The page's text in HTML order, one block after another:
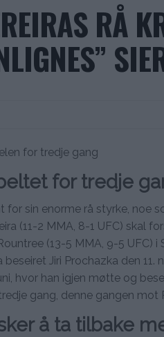
RÅ
for tredje gang
for tredje
for sin enorme rå styrke, noe
(11-2 MMA, 8-1 UFC) skal
(13-5 MMA, 9-5 UFC)
Jiri Prochazka den
hvor han igjen møtte og
gang, denne gangen mot
å ta tilbake